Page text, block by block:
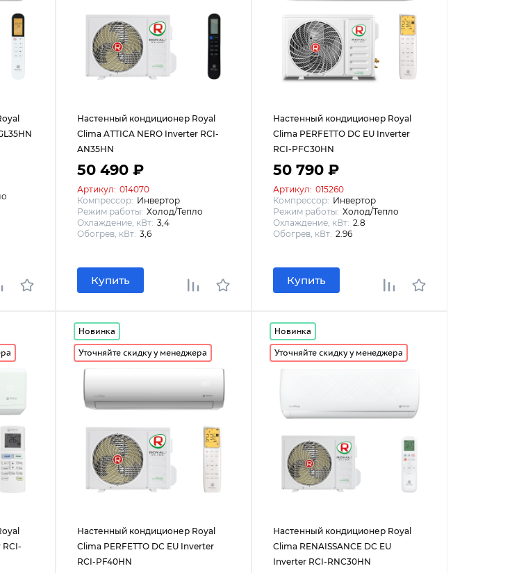
Настенный кондиционер Royal
Clima ATTICA NERO Inverter RCI-
AN35HN
50 490 ₽
Артикул: 014070
Компрессор: Инвертор
Режим работы: Холод/Тепло
Охлаждение, кВт: 3,4
Обогрев, кВт: 3,6
Купить
Настенный кондиционер Royal
Clima PERFETTO DC EU Inverter
RCI-PFC30HN
50 790 ₽
Артикул: 015260
Компрессор: Инвертор
Режим работы: Холод/Тепло
Охлаждение, кВт: 2.8
Обогрев, кВт: 2.96
Купить
RCI-
Новинка
Уточняйте скидку у менеджера
Настенный кондиционер Royal
Clima PERFETTO DC EU Inverter
RCI-PF40HN
Новинка
Уточняйте скидку у менеджера
Настенный кондиционер Royal
Clima RENAISSANCE DC EU
Inverter RCI-RNC30HN